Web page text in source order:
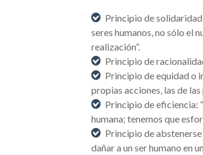
Principio de
seres humanos, no sólo el
realización”.
Principio de
Principio de equidad o
propias acciones, las de
Principio de eficiencia:
humana; tenemos que
Principio de
dañar a un ser humano en